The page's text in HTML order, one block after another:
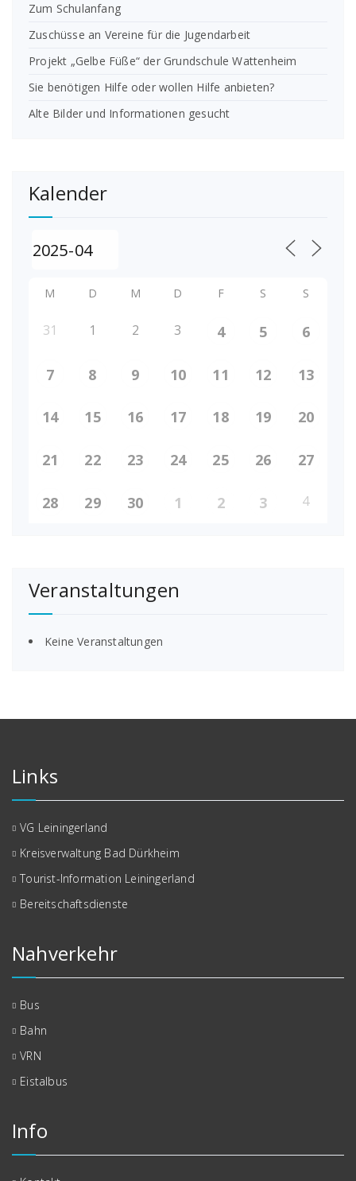
Zum Schulanfang
Zuschüsse an Vereine für die Jugendarbeit
Projekt „Gelbe Füße“ der Grundschule Wattenheim
Sie benötigen Hilfe oder wollen Hilfe anbieten?
Alte Bilder und Informationen gesucht
Kalender
M D M D F S S
31 1 2 3 4 5 6
7 8 9 10 11 12 13
14 15 16 17 18 19 20
21 22 23 24 25 26 27
28 29 30 1 2 3 4
Veranstaltungen
Keine Veranstaltungen
Links
VG Leiningerland
Kreisverwaltung Bad Dürkheim
Tourist-Information Leiningerland
Bereitschaftsdienste
Nahverkehr
Bus
Bahn
VRN
Eistalbus
Info